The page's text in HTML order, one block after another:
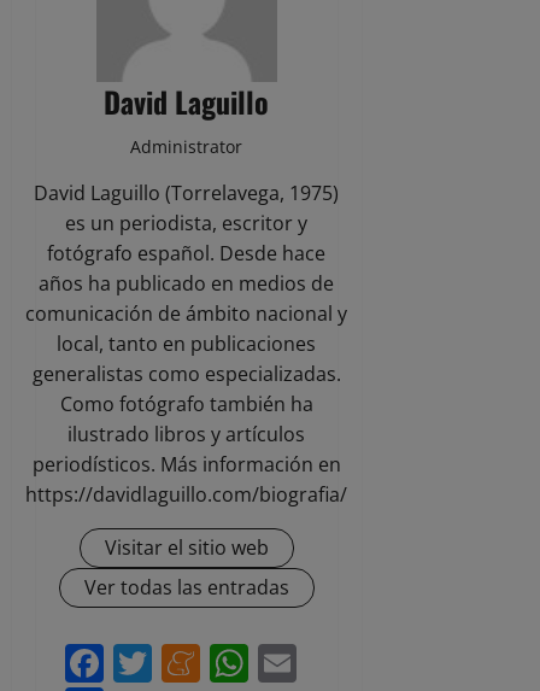
David Laguillo
Administrator
David Laguillo (Torrelavega, 1975)
es un periodista, escritor y
fotógrafo español. Desde hace
años ha publicado en medios de
comunicación de ámbito nacional y
local, tanto en publicaciones
generalistas como especializadas.
Como fotógrafo también ha
ilustrado libros y artículos
periodísticos. Más información en
https://davidlaguillo.com/biografia/
Visitar el sitio web
Ver todas las entradas
Facebook
Twitter
Meneame
WhatsApp